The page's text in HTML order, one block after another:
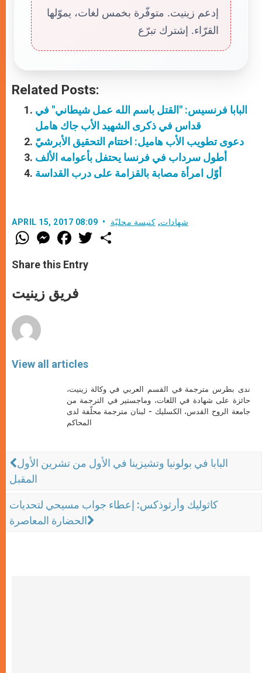
إدعم زينيت. متوفّرة بخمس لغات، يموّلها
القرّاء. إشترك تبرّع
Related Posts:
البابا فرنسيس: "القتل باسم الله عمل شيطاني" في
قداس في ذكرى الشهيد الأب جاك هامل
دعوى تطويب الأب هاميل: اختتام التحقيق الأبرشيّ
أطول سرداب في فرنسا يحتفل بأعوامه الألف
أوّل امرأة مصابة بالقزامة على درب القداسة
APRIL 15, 2017 08:09 شهادات, كنيسة محليّة
W
h
t
s
p
p
M
e
s
e
g
e
F
a
e
b
o
k
w
Share this Entry
فريق زينيت
View all articles
ندى بطرس مترجمة في القسم العربي في وكالة زينيت،
حائزة على شهادة في اللغات، وماجستير في الترجمة من
جامعة الروح القدس، الكسليك - لبنان مترجمة محلّفة لدى
المحاكم
البابا في بولونيا وتشيزينا في الأول من تشرين الأول
المقبل
كاثوليك وأرثوذكس: إعطاء جواب مسيحي لتحديات
الحضارة المعاصرة